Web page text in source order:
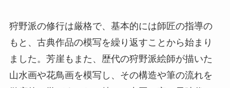
狩野派の修行は厳格で、基本的には師匠の指導の
もと、古典作品の模写を繰り返すことから始まり
ました。芳崖もまた、歴代の狩野派絵師が描いた
山水画や花鳥画を模写し、その構造や筆の流れを